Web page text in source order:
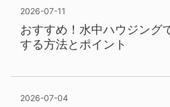
2026-07-11
おすすめ！水中ハウジング
する方法とポイント
2026-07-04